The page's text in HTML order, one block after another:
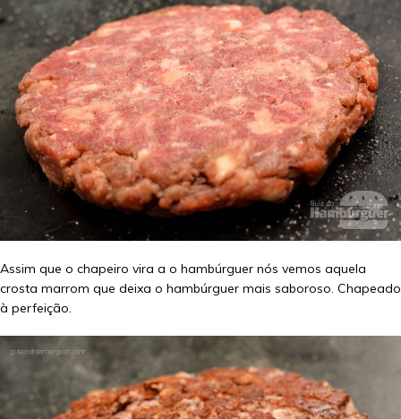
Assim que o chapeiro vira a o hambúrguer nós vemos aquela
crosta marrom que deixa o hambúrguer mais saboroso. Chapeado
à perfeição.